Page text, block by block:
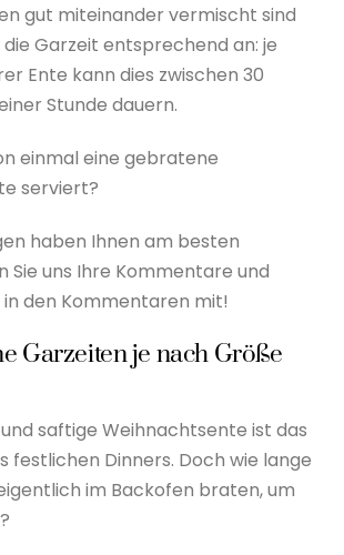
gut miteinander vermischt sind
die Garzeit entsprechend an: je
Ente kann dies zwischen 30
Stunde dauern.
einmal eine gebratene
serviert?
haben Ihnen am besten
Sie uns Ihre Kommentare und
den Kommentaren mit!
Garzeiten je nach Größe
saftige Weihnachtsente ist das
festlichen Dinners. Doch wie lange
im Backofen braten, um